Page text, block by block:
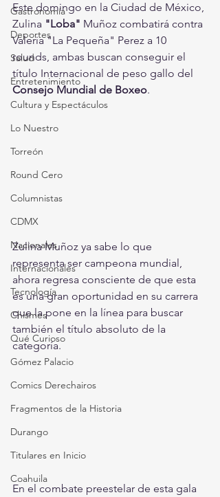
Gastronomía
Deportes
Salud
Entretenimiento
Cultura y Espectáculos
Lo Nuestro
Torreón
Round Cero
Columnistas
CDMX
Nacionales
Internacionales
Tecnología
Chismes
Qué Curioso
Gómez Palacio
Comics Derechairos
Fragmentos de la Historia
Durango
Titulares en Inicio
Coahuila
Este domingo en la Ciudad de México,
Zulina "Loba" Muñoz combatirá contra
Valeria "La Pequeña" Perez a 10
rounds, ambas buscan conseguir el
título Internacional de peso gallo del
Consejo Mundial de Boxeo.
Zulina Muñoz ya sabe lo que
representa ser campeona mundial,
ahora regresa consciente de que esta
es una gran oportunidad en su carrera
que la pone en la línea para buscar
también el título absoluto de la
categoría.
En el combate preestelar de esta gala